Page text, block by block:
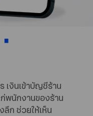
เงินเข้าบัญชีร้าน
พนักงานของร้าน
ลึก ช่วยให้เห็น